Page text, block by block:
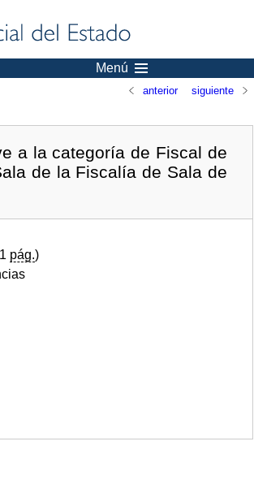
Menú
anterior siguiente
a la categoría de Fiscal de
de la Fiscalía de Sala de
pág.)